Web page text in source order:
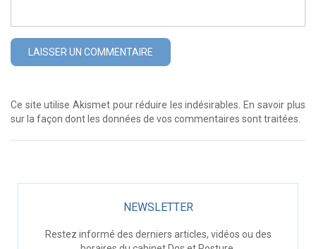
Ce site utilise Akismet pour réduire les indésirables.
En savoir plus
sur la façon dont les données de vos commentaires sont traitées
NEWSLETTER
Restez informé des derniers articles, vidéos ou des